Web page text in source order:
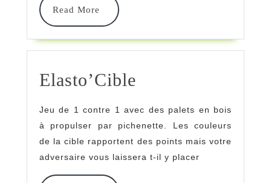
!
Read More
Read
More
Elasto’Cible
Jeu de 1 contre 1 avec des palets en bois
à propulser par pichenette. Les couleurs
de la cible rapportent des points mais votre
adversaire vous laissera t-il y placer